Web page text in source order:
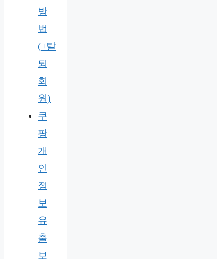
방
법
(+탈
퇴
회
원)
쿠
팡
개
인
정
보
유
출
보